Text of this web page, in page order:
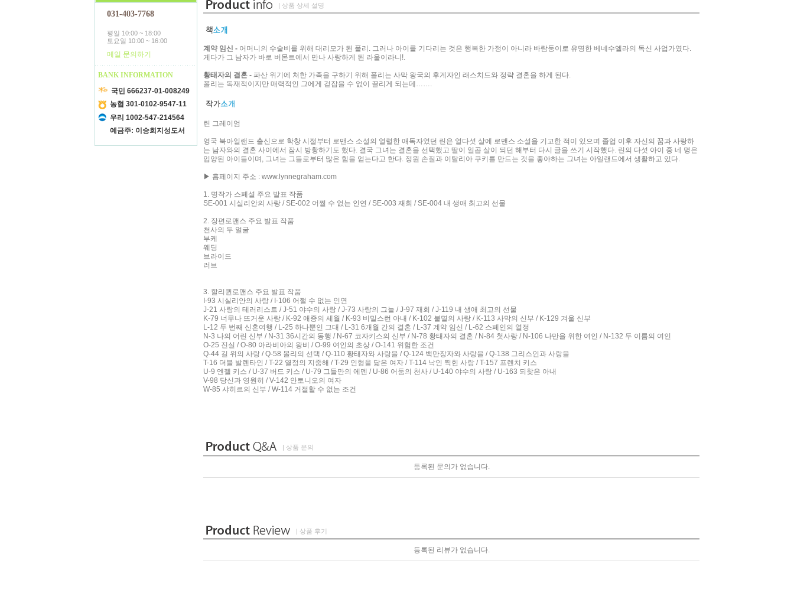
031-403-7768
평일 10:00 ~ 18:00
토요일 10:00 ~ 16:00
메일 문의하기
BANK INFORMATION
국민 666237-01-008249
농협 301-0102-9547-11
우리 1002-547-214564
예금주: 이승희지성도서
| 상품 상세 설명
계약 임신 - 어머니의 수술비를 위해 대리모가 된 폴리. 그러나 아이를 기다리는 것은 행복한 가정이 아니라 바람둥이로 유명한 베네수엘라의 독신 사업가였다.
게다가 그 남자가 바로 버몬트에서 만나 사랑하게 된 라울이라니!.
황태자의 결혼 - 파산 위기에 처한 가족을 구하기 위해 폴리는 사막 왕국의 후계자인 래스치드와 정략 결혼을 하게 된다.
폴리는 독재적이지만 매력적인 그에게 걷잡을 수 없이 끌리게 되는데…….
린 그레이엄
영국 북아일랜드 출신으로 학창 시절부터 로맨스 소설의 열렬한 애독자였던 린은 열다섯 살에 로맨스 소설을 기고한 적이 있으며 졸업 이후 자신의 꿈과 사랑하
는 남자와의 결혼 사이에서 잠시 방황하기도 했다. 결국 그녀는 결혼을 선택했고 딸이 일곱 살이 되던 해부터 다시 글을 쓰기 시작했다. 린의 다섯 아이 중 네 명은
입양된 아이들이며, 그녀는 그들로부터 많은 힘을 얻는다고 한다. 정원 손질과 이탈리아 쿠키를 만드는 것을 좋아하는 그녀는 아일랜드에서 생활하고 있다.
▶ 홈페이지 주소 : www.lynnegraham.com
1. 명작가 스페셜 주요 발표 작품
SE-001 시실리안의 사랑 / SE-002 어쩔 수 없는 인연 / SE-003 재회 / SE-004 내 생애 최고의 선물
2. 장편로맨스 주요 발표 작품
천사의 두 얼굴
부케
웨딩
브라이드
러브
3. 할리퀸로맨스 주요 발표 작품
I-93 시실리안의 사랑 / I-106 어쩔 수 없는 인연
J-21 사랑의 테러리스트 / J-51 야수의 사랑 / J-73 사랑의 그늘 / J-97 재회 / J-119 내 생애 최고의 선물
K-79 너무나 뜨거운 사랑 / K-92 애증의 세월 / K-93 비밀스런 아내 / K-102 불멸의 사랑 / K-113 사막의 신부 / K-129 겨울 신부
L-12 두 번째 신혼여행 / L-25 하나뿐인 그대 / L-31 6개월 간의 결혼 / L-37 계약 임신 / L-62 스페인의 열정
N-3 나의 어린 신부 / N-31 36시간의 동행 / N-67 코자키스의 신부 / N-78 황태자의 결혼 / N-84 첫사랑 / N-106 나만을 위한 여인 / N-132 두 이름의 여인
O-25 진실 / O-80 아라비아의 왕비 / O-99 여인의 초상 / O-141 위험한 조건
Q-44 길 위의 사랑 / Q-58 몰리의 선택 / Q-110 황태자와 사랑을 / Q-124 백만장자와 사랑을 / Q-138 그리스인과 사랑을
T-16 더블 발렌타인 / T-22 열정의 지중해 / T-29 인형을 닮은 여자 / T-114 낙인 찍힌 사랑 / T-157 프렌치 키스
U-9 엔젤 키스 / U-37 버드 키스 / U-79 그들만의 에덴 / U-86 어둠의 천사 / U-140 야수의 사랑 / U-163 되찾은 아내
V-98 당신과 영원히 / V-142 안토니오의 여자
W-85 샤히르의 신부 / W-114 거절할 수 없는 조건
| 상품 문의
등록된 문의가 없습니다.
| 상품 후기
등록된 리뷰가 없습니다.